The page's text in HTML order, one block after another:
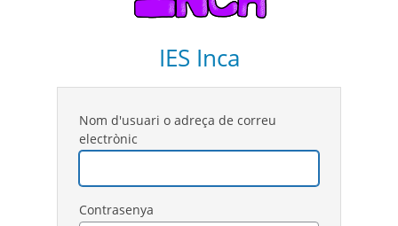
IES Inca
Nom d'usuari o adreça de correu
electrònic
Contrasenya